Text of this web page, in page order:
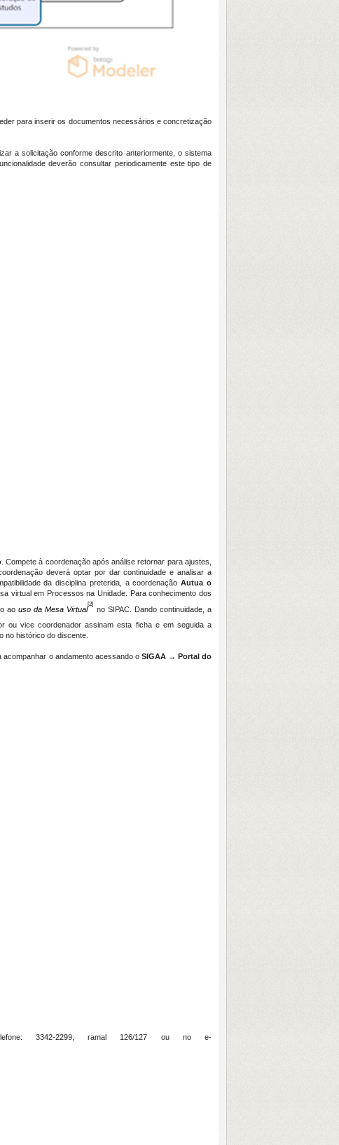
para inserir os documentos necessários e concretização
a solicitação conforme descrito anteriormente, o sistema
deverão consultar periodicamente este tipo de
. Compete à coordenação após análise retornar para ajustes,
deverá optar por dar continuidade e analisar a
da disciplina preterida, a coordenaçãoAutua o
virtual em Processos na Unidade. Para conhecimento dos
aouso da Mesa Virtual
[2]
no SIPAC. Dando continuidade, a
ou vice coordenador assinam esta ficha e em seguida a
no histórico do discente.
o andamento acessando o SIGAA → Portal do
3342-2299, ramal 126/127 ou no e-